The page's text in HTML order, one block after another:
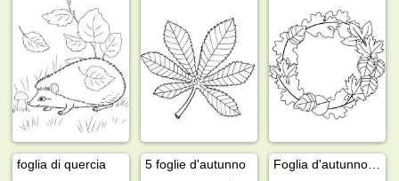
foglia di quercia 5 foglie d'autunno